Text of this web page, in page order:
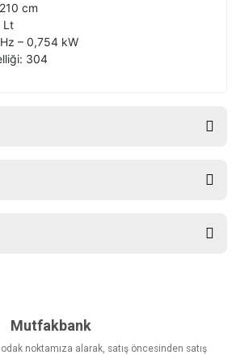
cm
Lt
– 0,754 kW
304
teşekkür ederiz.
Mutfakbank
noktamıza alarak, satış öncesinden satış